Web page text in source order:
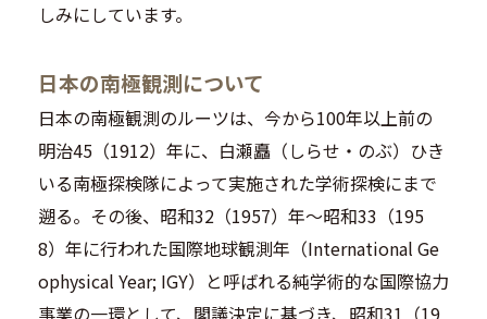
しみにしています。
日本の南極観測について
日本の南極観測のルーツは、今から100年以上前の
明治45（1912）年に、白瀬矗（しらせ・のぶ）ひき
いる南極探検隊によって実施された学術探検にまで
遡る。その後、昭和32（1957）年〜昭和33（195
8）年に行われた国際地球観測年（International Ge
ophysical Year; IGY）と呼ばれる純学術的な国際協力
事業の一環として、閣議決定に基づき、昭和31（19